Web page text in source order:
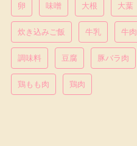
卵 味噌 大根 大葉
炊き込みご飯 牛乳 牛肉
調味料 豆腐 豚バラ肉
鶏もも肉 鶏肉